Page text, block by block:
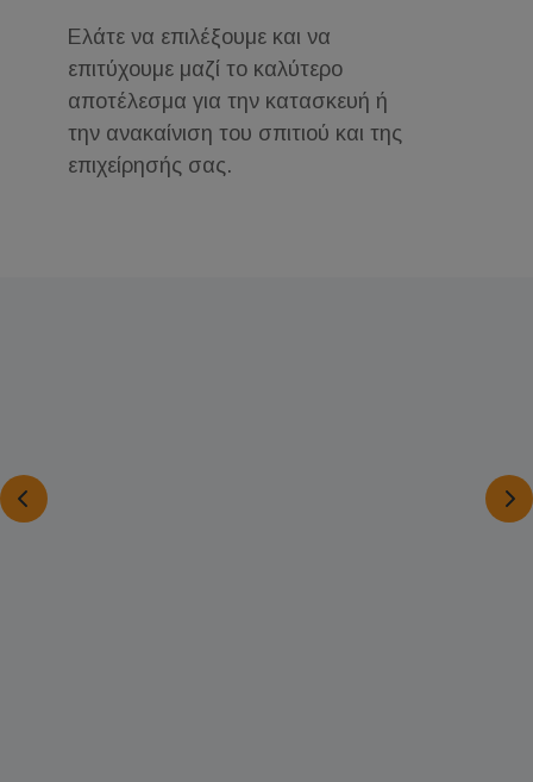
Ελάτε να επιλέξουμε και να
επιτύχουμε μαζί το καλύτερο
αποτέλεσμα για την κατασκευή ή
την ανακαίνιση του σπιτιού και της
επιχείρησής σας.